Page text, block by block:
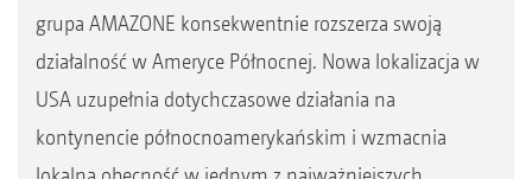
grupa AMAZONE konsekwentnie rozszerza swoją
działalność w Ameryce Północnej. Nowa lokalizacja w
USA uzupełnia dotychczasowe działania na
kontynencie północnoamerykańskim i wzmacnia